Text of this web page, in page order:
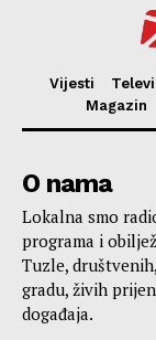
Vijesti
Magazin
O nama
Lokalna smo
programa i
Tuzle,
gradu, živih
događaja.